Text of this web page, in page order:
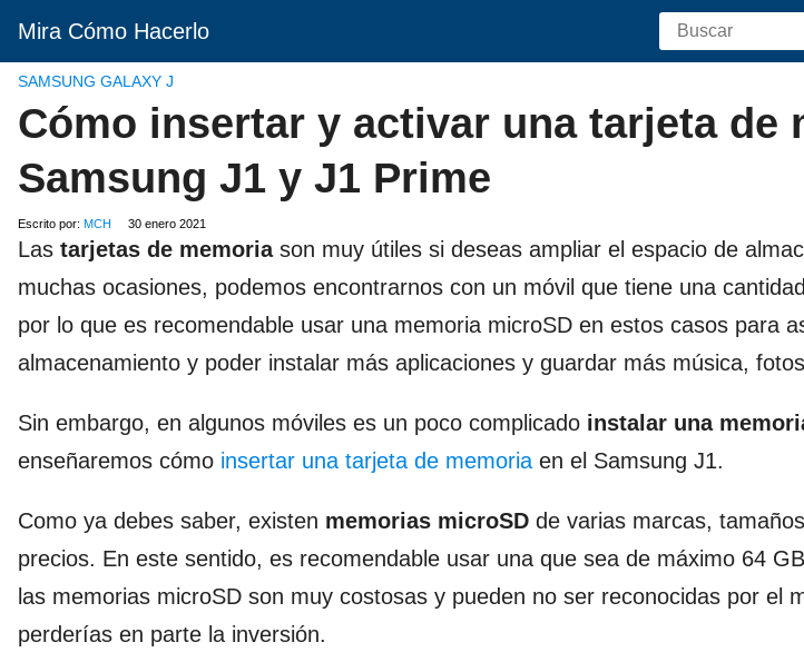
Mira Cómo Hacerlo
SAMSUNG GALAXY J
Cómo insertar y activar una tarjeta de
Samsung J1 y J1 Prime
Escrito por: MCH 30 enero 2021
Las tarjetas de memoriason muy útiles si deseas ampliar el espacio de
muchas ocasiones, podemos encontrarnos con un móvil que tiene una
por lo que es recomendable usar una memoria microSD en estos casos para
almacenamiento y poder instalar más aplicaciones y guardar más música,
Sin embargo, en algunos móviles es un poco complicado instalar una
enseñaremos cómo insertar una tarjeta de memoria en el Samsung J1.
Como ya debes saber, existen memorias microSD de varias marcas,
precios. En este sentido, es recomendable usar una que sea de máximo 64
las memorias microSD son muy costosas y pueden no ser reconocidas por el
perderías en parte la inversión.